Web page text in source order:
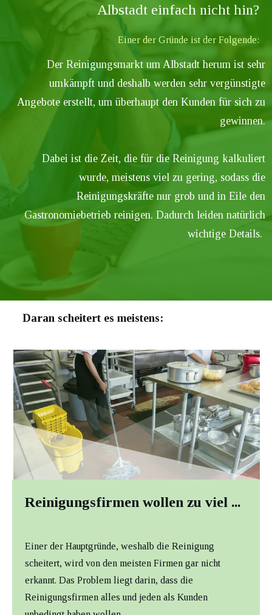
Albstadt einfach nicht hin?
Einer der Gründe ist der Folgende:
Der Reinigungsmarkt um Albstadt herum ist sehr
umkämpft und deshalb werden sehr vergünstigte
Angebote erstellt, um überhaupt den Kunden für sich zu
gewinnen.
Dabei ist die Zeit, die für die Reinigung kalkuliert
wurde, meistens viel zu gering, sodass die
Reinigungskräfte nur grob und in Eile den
Gastronomiebetrieb reinigen. Dadurch leiden natürlich
wichtige Details.
Daran scheitert es meistens:
Reinigungsfirmen wollen zu viel ...
Einer der Hauptgründe, weshalb die Reinigung
scheitert, wird von den meisten Firmen gar nicht
erkannt. Das Problem liegt darin, dass die
Reinigungsfirmen alles und jeden als Kunden